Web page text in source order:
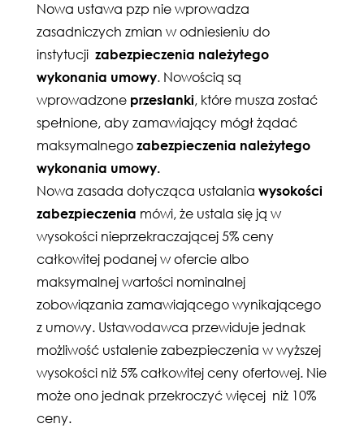
Nowa ustawa pzp nie wprowadza
zasadniczych zmian w odniesieniu do
instytucji zabezpieczenia należytego
wykonania umowy. Nowością są
wprowadzone przesłanki, które musza zostać
spełnione, aby zamawiający mógł żądać
maksymalnego zabezpieczenia należytego
wykonania umowy.
Nowa zasada dotycząca ustalania wysokości
zabezpieczenia mówi, że ustala się ją w
wysokości nieprzekraczającej 5% ceny
całkowitej podanej w ofercie albo
maksymalnej wartości nominalnej
zobowiązania zamawiającego wynikającego
z umowy. Ustawodawca przewiduje jednak
możliwość ustalenie zabezpieczenia w wyższej
wysokości niż 5% całkowitej ceny ofertowej. Nie
może ono jednak przekroczyć więcej niż 10%
ceny.